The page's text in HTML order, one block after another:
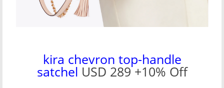
kira chevron top-handle
satchel USD 289 +10% Off